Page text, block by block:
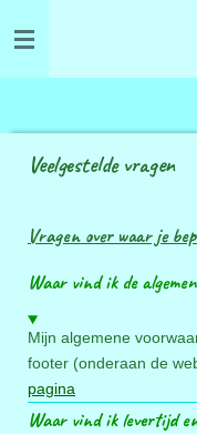
direct
Veelgestelde vragen
Vragen over waar je
Waar vind ik de
Mijn algemene
footer (onderaan de
pagina
Waar vind ik levertijd